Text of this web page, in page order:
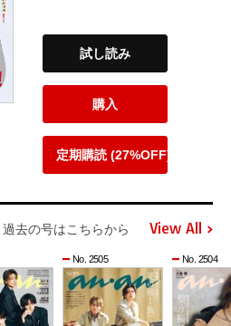
試し読み
購入
定期購読 (27%OFF)
過去の号はこちらから View All
No. 2505 No. 2504